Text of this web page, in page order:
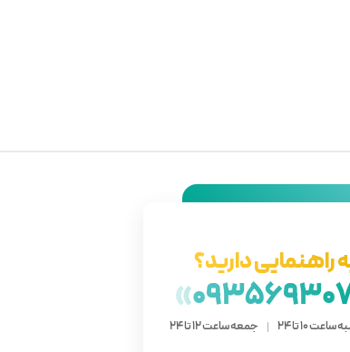
راهنمایی دارید؟
»
10 تا 24 جمعه ساعت 12 تا 24